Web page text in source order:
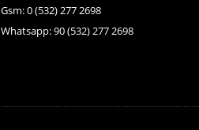
Gsm: 0 (532) 277 2698
Whatsapp: 90 (532) 277 2698